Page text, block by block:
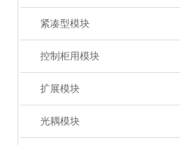
紧凑型模块
控制柜用模块
扩展模块
光耦模块